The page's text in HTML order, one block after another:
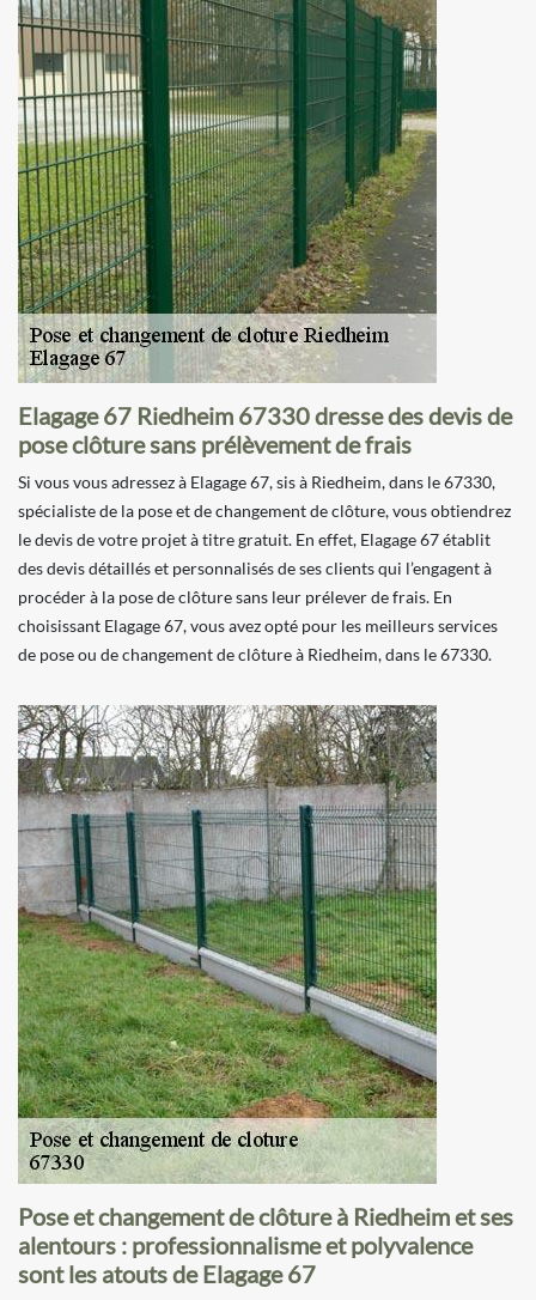
Elagage 67 Riedheim 67330 dresse des devis de
pose clôture sans prélèvement de frais
Si vous vous adressez à Elagage 67, sis à Riedheim, dans le 67330,
spécialiste de la pose et de changement de clôture, vous obtiendrez
le devis de votre projet à titre gratuit. En effet, Elagage 67 établit
des devis détaillés et personnalisés de ses clients qui l’engagent à
procéder à la pose de clôture sans leur prélever de frais. En
choisissant Elagage 67, vous avez opté pour les meilleurs services
de pose ou de changement de clôture à Riedheim, dans le 67330.
Pose et changement de clôture à Riedheim et ses
alentours : professionnalisme et polyvalence
sont les atouts de Elagage 67